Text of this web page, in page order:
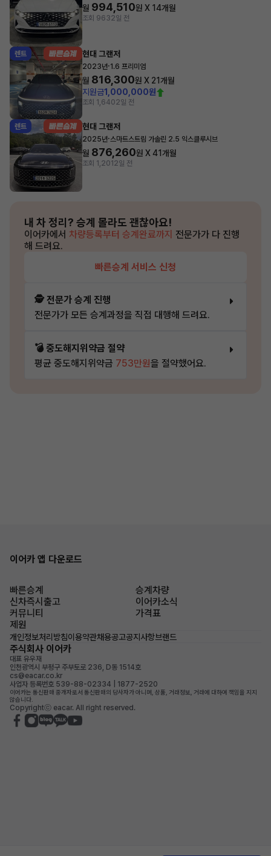
월 994,510원 X 14개월
조회 9632일 전
렌트 현대 그랜저
2023년·1.6 프리미엄
월 816,300원 X 21개월
지원금1,000,000원
조회 1,6402일 전
렌트 현대 그랜저
2025년·스마트스트림 가솔린 2.5 익스클루시브
월 876,260원 X41개월
조회 1,201 2일 전
내 차 정리? 승계 몰라도 괜찮아요!
이어카에서 차량등록부터 승계완료까지 전문가가 다 진행
해 드려요.
빠른승계 서비스 신청
🕵️ 전문가 승계 진행
전문가가 모든 승계과정을 직접 대행해 드려요.
💣 중도해지위약금 절약
평균 중도해지위약금 753만원을 절약했어요.
이어카 앱 다운로드
빠른승계
승계차량
신차즉시출고
이어카소식
커뮤니티
가격표
제원
개인정보처리방침이용약관채용공고공지사항브랜드
주식회사 이어카
대표 유우재
인천광역시 부평구 주부토로 236, D동 1514호
cs@eacar.co.kr
사업자 등록번호 539-88-02334 | 1877-2520
이어카는 통신판매 중개자로서 통신판매의 당사자가 아니며, 상품, 거래정보, 거래에 대하여 책임을 지지
않습니다.
Copyrightⓒ eacar. All right reserved.